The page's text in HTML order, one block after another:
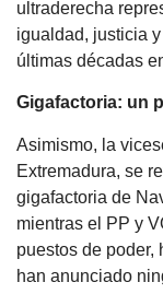
ultraderecha
igualdad, justicia
últimas décadas
Gigafactoria: un
Asimismo, la
Extremadura, se
gigafactoria de
mientras el PP y
puestos de poder,
han anunciado